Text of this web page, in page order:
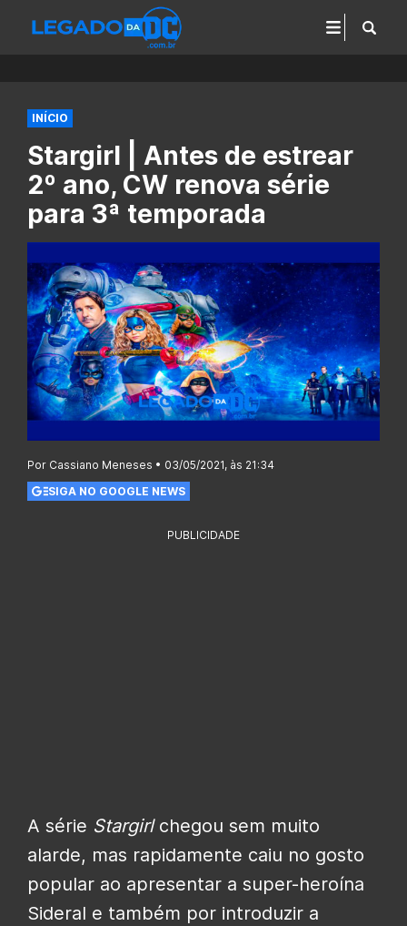
INÍCIO
Stargirl | Antes de estrear
2º ano, CW renova série
para 3ª temporada
Por Cassiano Meneses • 03/05/2021, às 21:34
SIGA NO GOOGLE NEWS
PUBLICIDADE
A série Stargirlchegou sem muito
alarde, mas rapidamente caiu no gosto
popular ao apresentar a super-heroína
Sideral e também por introduzir a